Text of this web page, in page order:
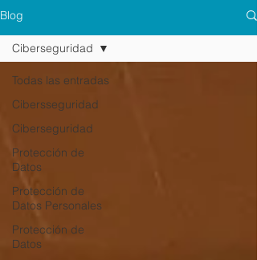
Blog
Todas las entradas
Cibersseguridad
Ciberseguridad
Protección de
Datos
Protección de
Datos Personales
Protección de
Datos
Ciberseguridad